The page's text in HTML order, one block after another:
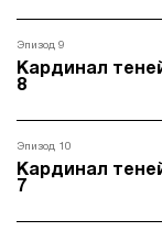
Эпизод 9
Кардинал
8
Эпизод 10
Кардинал
7